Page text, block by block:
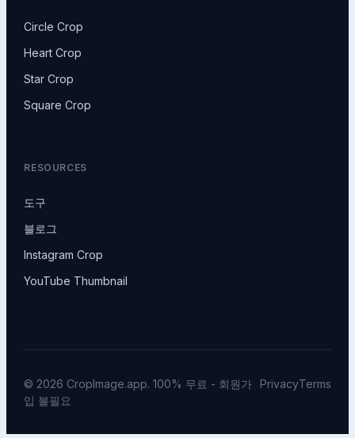
Circle Crop
Heart Crop
Star Crop
Square Crop
RESOURCES
도구
블로그
Instagram Crop
YouTube Thumbnail
© 2026 CropImage.app. 100% 무료 - 회원가
입 불필요
PrivacyTerms